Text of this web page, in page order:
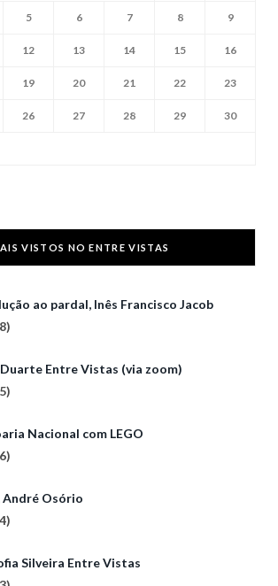
5 6 7 8 9
12 13 14 15 16
19 20 21 22 23
26 27 28 29 30
VISTOS NO ENTRE VISTAS
ao pardal, Inês Francisco Jacob
Entre Vistas (via zoom)
Nacional com LEGO
André Osório
Silveira Entre Vistas